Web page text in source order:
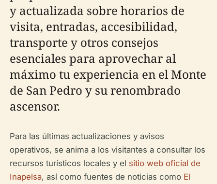
y actualizada sobre horarios de
visita, entradas, accesibilidad,
transporte y otros consejos
esenciales para aprovechar al
máximo tu experiencia en el Monte
de San Pedro y su renombrado
ascensor.
Para las últimas actualizaciones y avisos
operativos, se anima a los visitantes a consultar los
recursos turísticos locales y el sitio web oficial de
Inapelsa, así como fuentes de noticias como El